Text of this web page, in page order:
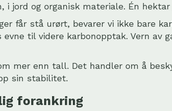
i jord og organisk materiale. Én
får stå urørt, bevarer vi ikke bare
evne til videre karbonopptak. Vern
mer enn tall. Det handler om å
sin stabilitet.
forankring